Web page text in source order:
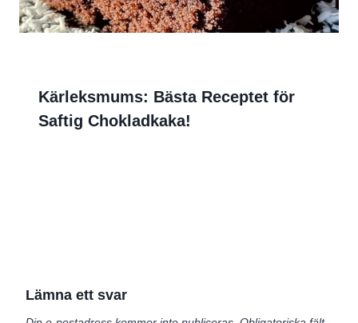
Kärleksmums: Bästa Receptet för
Saftig Chokladkaka!
Lämna ett svar